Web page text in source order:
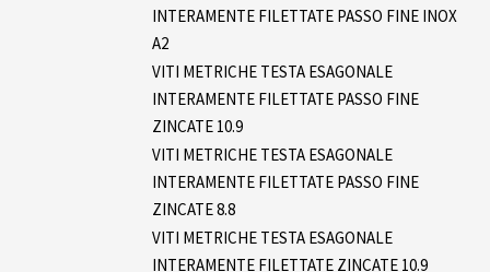
INTERAMENTE FILETTATE PASSO FINE INOX
A2
VITI METRICHE TESTA ESAGONALE
INTERAMENTE FILETTATE PASSO FINE
ZINCATE 10.9
VITI METRICHE TESTA ESAGONALE
INTERAMENTE FILETTATE PASSO FINE
ZINCATE 8.8
VITI METRICHE TESTA ESAGONALE
INTERAMENTE FILETTATE ZINCATE 10.9